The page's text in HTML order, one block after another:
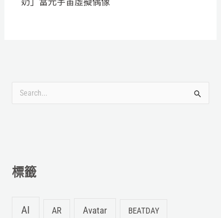
:標籤
AI AR Avatar BEATDAY